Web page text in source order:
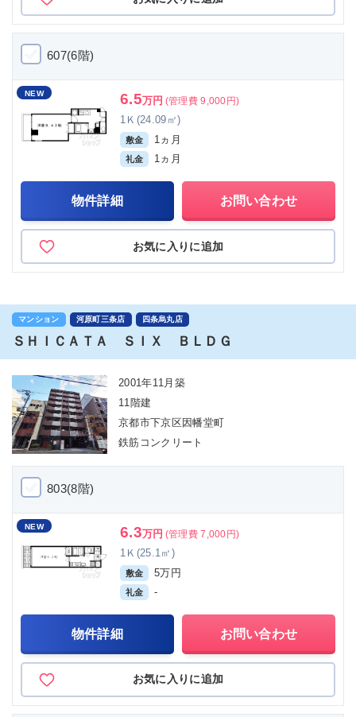
607(6階)
NEW 6.5万円 (管理費 9,000円)
1Ｋ(24.09㎡)
敷金 1ヵ月
礼金 1ヵ月
物件詳細 お問い合わせ
お気に入りに追加
マンション 河原町三条店 四条烏丸店
ＳＨＩＣＡＴＡ ＳＩＸ ＢＬＤＧ
2001年11月築
11階建
京都市下京区因幡堂町
鉄筋コンクリート
803(8階)
NEW 6.3万円 (管理費 7,000円)
1Ｋ(25.1㎡)
敷金 5万円
礼金 -
物件詳細 お問い合わせ
お気に入りに追加